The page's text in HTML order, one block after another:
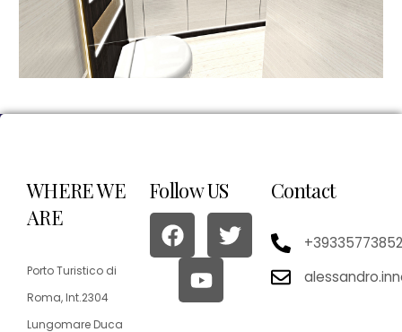
WHERE WE
ARE
Porto Turistico di
Roma, Int.2304
Lungomare Duca
Follow US Contact